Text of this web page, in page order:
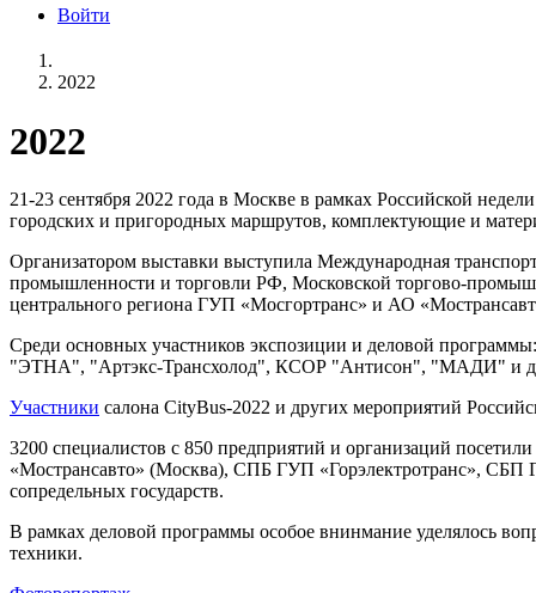
учётной
записи
Войти
Строка
навигации
2022
2022
21-23 сентября 2022 года в Москве в рамках Российской
городских и пригородных маршрутов, комплектующие и
Организатором выставки выступила Международная
промышленности и торговли РФ, Московской торгово-
центрального региона ГУП «Мосгортранс» и АО
Среди основных участников экспозиции и деловой
"ЭТНА", "Артэкс-Трансхолод", КСОР "Антисон", "МАДИ" и
Участники салона CityBus-2022 и других мероприятий
3200 специалистов с 850 предприятий и организаций
«Мострансавто» (Москва), СПБ ГУП «Горэлектротранс», СБП
сопредельных государств.
В рамках деловой программы особое внинмание уделялось
техники.